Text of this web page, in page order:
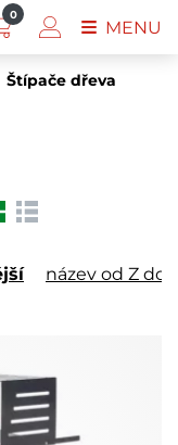
Štípače dřeva
název od Z do
0
MENU